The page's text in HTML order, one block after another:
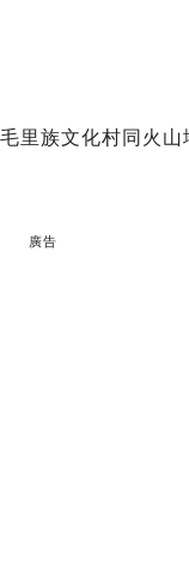
里族文化村同火
廣告